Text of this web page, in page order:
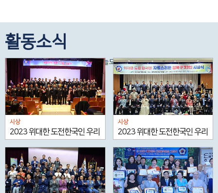
활동소식
멈추지 않는 한국인의 도전정신, 오늘도 우리가 이어갑니다
시상
2023 위대한 도전한국인 우리
고장 종로 33인 시상식
시상
2023 위대한 도전한국인 우리
고장 성북 33인 시상식